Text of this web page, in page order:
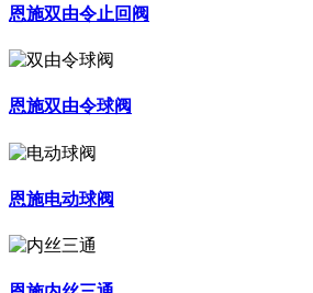
恩施双由令止回阀
恩施双由令球阀
恩施电动球阀